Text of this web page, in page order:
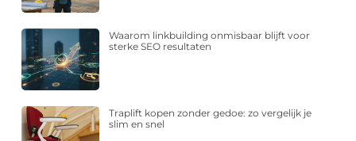
Waarom linkbuilding onmisbaar blijft voor
sterke SEO resultaten
Traplift kopen zonder gedoe: zo vergelijk je
slim en snel